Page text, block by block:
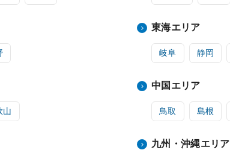
東海エリア
岐阜 静岡
山
中国エリア
鳥取 島根
九州・沖縄エリア